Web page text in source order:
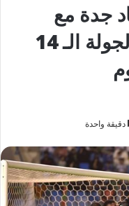
جدة مع
الاتفاق أبرز مباريات الجولة الـ 14
دقيقة واحدة